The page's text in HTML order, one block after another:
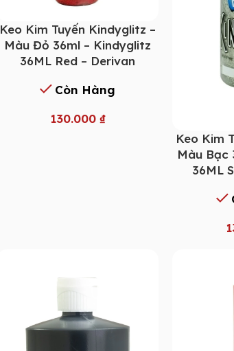
Keo Kim Tuyến Kindyglitz –
Màu Đỏ 36ml – Kindyglitz
36ML Red – Derivan
Còn Hàng
130.000 ₫
Keo Kim
Màu Bạc
36ML